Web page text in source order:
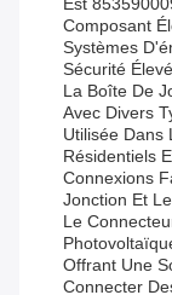
Est
Composant
Systèmes
Sécurité
La Boîte De
Avec Divers
Utilisée Dans
Résidentiels
Connexions
Jonction Et
Le
Offrant Une
Connecter